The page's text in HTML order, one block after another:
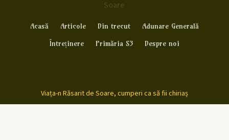
Soare
Acasă Articole Din trecut
Adunare Generală
Întreținere
Primăria S3 Despre noi
Viața-n Răsarit de Soare, cumperi ca să fii chiriaș